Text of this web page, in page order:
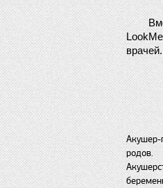
Акушер-
родов.